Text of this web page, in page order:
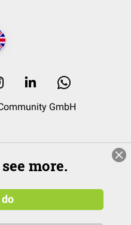
GmbH
more.